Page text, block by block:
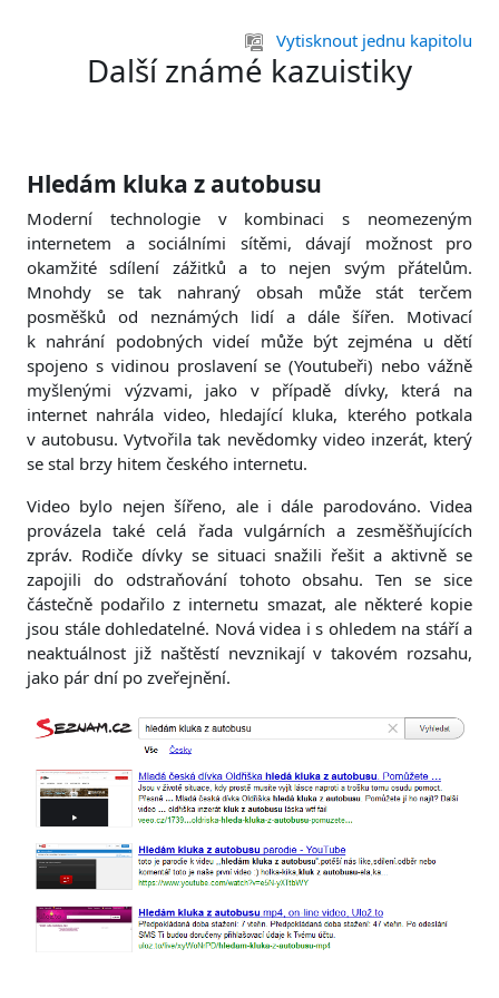
Vytisknout jednu kapitolu
Další známé kazuistiky
Hledám kluka z autobusu
Moderní technologie v kombinaci s neomezeným
internetem a sociálními sítěmi, dávají možnost pro
okamžité sdílení zážitků a to nejen svým přátelům.
Mnohdy se tak nahraný obsah může stát terčem
posměšků od neznámých lidí a dále šířen. Motivací
k nahrání podobných videí může být zejména u dětí
spojeno s vidinou proslavení se (Youtubeři) nebo vážně
myšlenými výzvami, jako v případě dívky, která na
internet nahrála video, hledající kluka, kterého potkala
v autobusu. Vytvořila tak nevědomky video inzerát, který
se stal brzy hitem českého internetu.
Video bylo nejen šířeno, ale i dále parodováno. Videa
provázela také celá řada vulgárních a zesměšňujících
zpráv. Rodiče dívky se situaci snažili řešit a aktivně se
zapojili do odstraňování tohoto obsahu. Ten se sice
částečně podařilo z internetu smazat, ale některé kopie
jsou stále dohledatelné. Nová videa i s ohledem na stáří a
neaktuálnost již naštěstí nevznikají v takovém rozsahu,
jako pár dní po zveřejnění.